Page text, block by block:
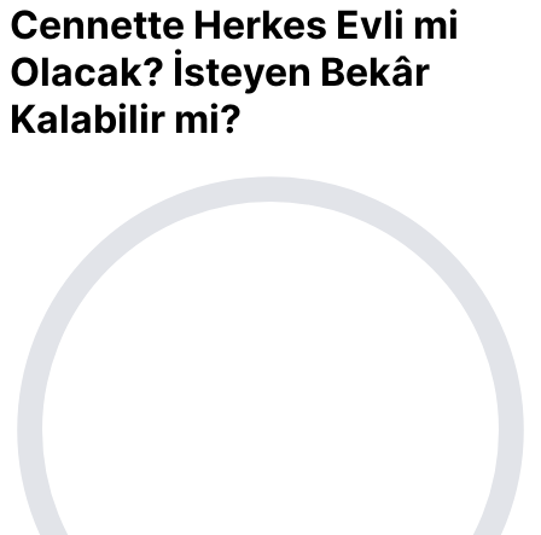
Cennette Herkes Evli mi
Olacak? İsteyen Bekâr
Kalabilir mi?